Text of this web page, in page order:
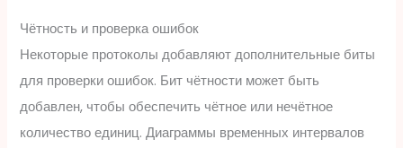
Чётность и проверка ошибок
Некоторые протоколы добавляют дополнительные биты
для проверки ошибок. Бит чётности может быть
добавлен, чтобы обеспечить чётное или нечётное
количество единиц. Диаграммы временных интервалов